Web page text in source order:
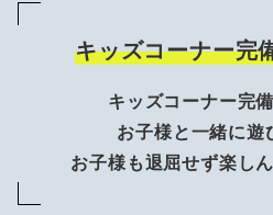
キッズコーナー完
キッズコーナー完
お子様と一緒に遊
お子様も退屈せず楽し